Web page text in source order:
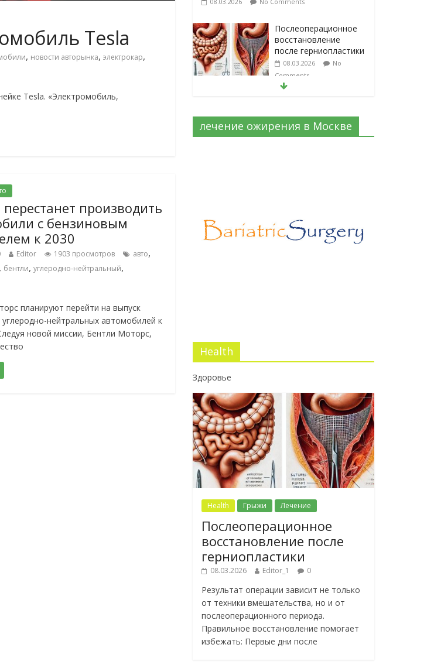
Tesla
, новости авторынка, электрокар,
Tesla. «Электромобиль,
перестанет производить
с бензиновым
к 2030
Editor 1903 просмотров авто,
, бентли,углеродно-нейтральный,
планируют перейти на выпуск
нейтральных автомобилей к
новой миссии, Бентли Моторс,
Барбированные нити
в хирургии: принцип
работы и
преимущества
Comments
Эротический конфликт по Юнгу
03.07.2026 No Comments
лечение ожирения в Москве
Health
Здоровье
Health Грыжи Лечение
Послеоперационное
восстановление после
герниопластики
08.03.2026 Editor_1 0
Результат операции зависит не только
от техники вмешательства, но и от
послеоперационного периода.
Правильное восстановление помогает
избежать: Первые дни после